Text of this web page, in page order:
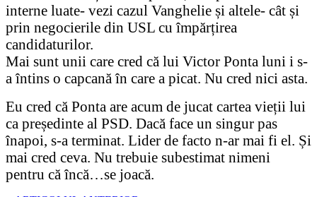
interne luate- vezi cazul Vanghelie și altele- cât și
prin negocierile din USL cu împărțirea
candidaturilor.
Mai sunt unii care cred că lui Victor Ponta luni i s-
a întins o capcană în care a picat. Nu cred nici asta.
Eu cred că Ponta are acum de jucat cartea vieții lui
ca președinte al PSD. Dacă face un singur pas
înapoi, s-a terminat. Lider de facto n-ar mai fi el. Și
mai cred ceva. Nu trebuie subestimat nimeni
pentru că încă…se joacă.